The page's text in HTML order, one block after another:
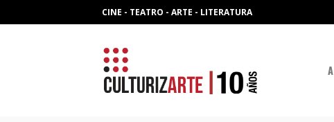
to
CINE - TEATRO - ARTE - LITERATURA